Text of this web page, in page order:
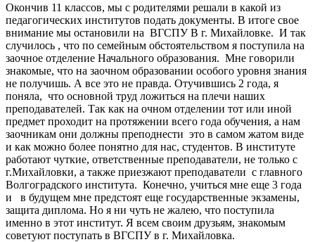
Окончив 11 классов, мы с родителями решали в какой из
педагогических институтов подать документы. В итоге свое
внимание мы остановили на ВГСПУ В г. Михайловке. И так
случилось , что по семейным обстоятельством я поступила на
заочное отделение Начального образования. Мне говорили
знакомые, что на заочном образовании особого уровня знания
не получишь. А все это не правда. Отучившись 2 года, я
поняла, что основной труд ложиться на плечи наших
преподавателей. Так как на очном отделении тот или иной
предмет проходит на протяжении всего года обучения, а нам
заочникам они должны преподнести это в самом жатом виде
и как можно более понятно для нас, студентов. В институте
работают чуткие, ответственные преподаватели, не только с
г.Михайловки, а также приезжают преподаватели с главного
Волгоградского института. Конечно, учиться мне еще 3 года
и в будущем мне предстоят еще государственные экзамены,
защита диплома. Но я ни чуть не жалею, что поступила
именно в этот институт. Я всем своим друзьям, знакомым
советуют поступать в ВГСПУ в г. Михайловка.